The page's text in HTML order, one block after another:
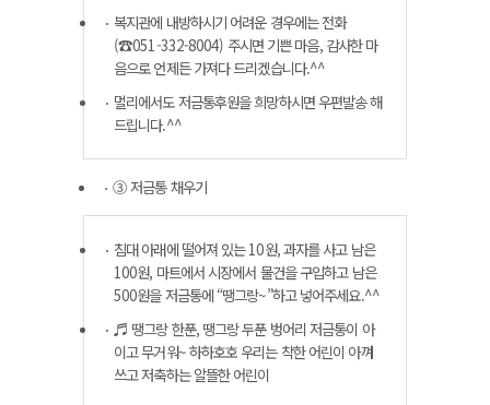
복지관에 내방하시기 어려운 경우에는 전화
(☎051-332-8004) 주시면 기쁜 마음, 감사한 마
음으로 언제든 가져다 드리겠습니다.^^
멀리에서도 저금통후원을 희망하시면 우편발송 해
드립니다.^^
③ 저금통 채우기
침대 아래에 떨어져 있는 10원, 과자를 사고 남은
100원, 마트에서 시장에서 물건을 구입하고 남은
500원을 저금통에 “땡그랑~”하고 넣어주세요.^^
♬ 땡그랑 한푼, 땡그랑 두푼 벙어리 저금통이 아
이고 무거워~ 하하호호 우리는 착한 어린이 아껴
쓰고 저축하는 알뜰한 어린이